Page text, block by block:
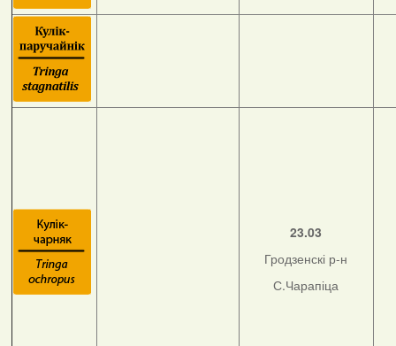
23.03
Гродзенскі р-н
С.Чарапіца